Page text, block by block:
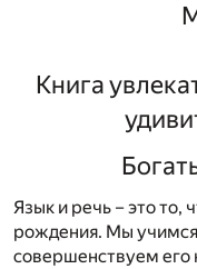
Книга
Язык и речь – это то,
рождения. Мы
совершенствуем его